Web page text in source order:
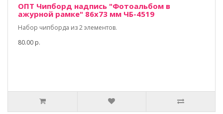
ОПТ Чипборд надпись "Фотоальбом в
ажурной рамке" 86х73 мм ЧБ-4519
Набор чипборда из 2 элементов.
80.00 р.